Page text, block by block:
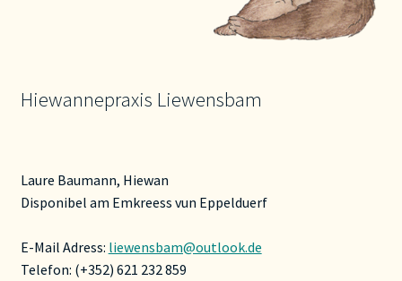
Hiewannepraxis Liewensbam
Laure Baumann, Hiewan
Disponibel am Emkreess vun Eppelduerf
E-Mail Adress: liewensbam@outlook.de
Telefon: (+352) 621 232 859